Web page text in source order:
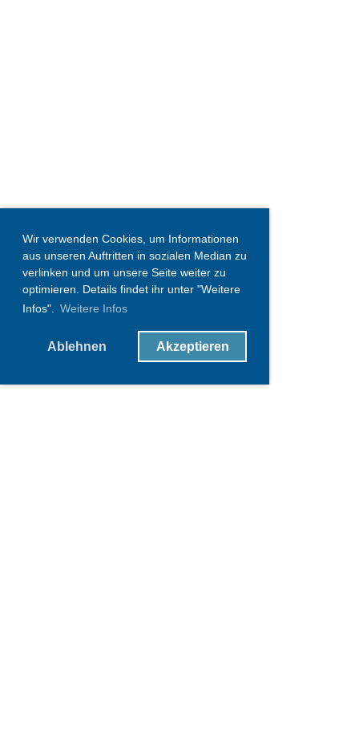
Wir verwenden Cookies, um Informationen
aus unseren Auftritten in sozialen Median zu
verlinken und um unsere Seite weiter zu
optimieren. Details findet ihr unter "Weitere
Infos". Weitere Infos
Ablehnen Akzeptieren